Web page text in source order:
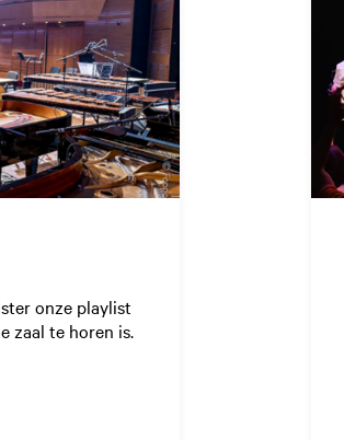
onze playlist
zaal te horen is.